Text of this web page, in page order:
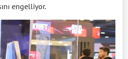
engelliyor.